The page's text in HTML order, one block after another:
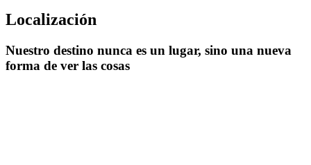
Localización
Nuestro destino nunca es un lugar, sino una nueva
forma de ver las cosas